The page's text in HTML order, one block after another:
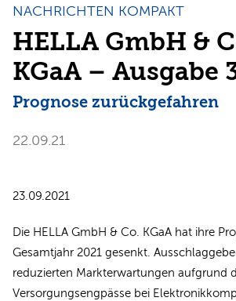
NACHRICHTEN KOMPAKT
HELLA GmbH &
KGaA – Ausgabe
Prognose zurückgefahren
22.09.21
23.09.2021
Die HELLA GmbH & Co. KGaA hat ihre
Gesamtjahr 2021 gesenkt.
reduzierten Markterwartungen aufgrund
Versorgungsengpässe bei